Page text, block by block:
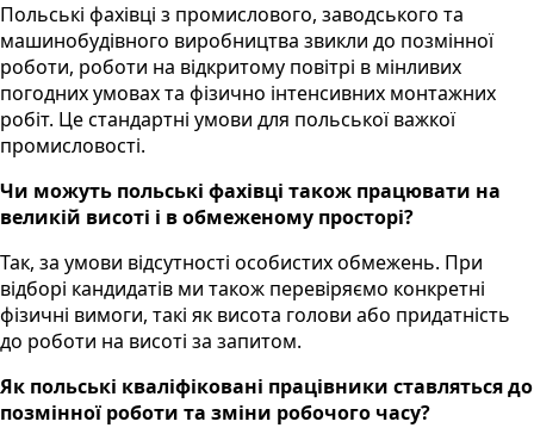
Польські фахівці з промислового, заводського та
машинобудівного виробництва звикли до позмінної
роботи, роботи на відкритому повітрі в мінливих
погодних умовах та фізично інтенсивних монтажних
робіт. Це стандартні умови для польської важкої
промисловості.
Чи можуть польські фахівці також працювати на
великій висоті і в обмеженому просторі?
Так, за умови відсутності особистих обмежень. При
відборі кандидатів ми також перевіряємо конкретні
фізичні вимоги, такі як висота голови або придатність
до роботи на висоті за запитом.
Як польські кваліфіковані працівники ставляться до
позмінної роботи та зміни робочого часу?